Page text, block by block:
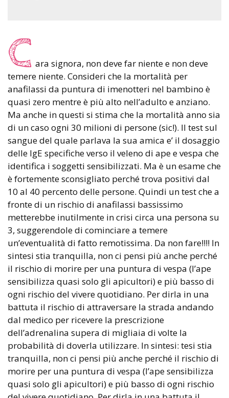
C ara signora, non deve far niente e non deve
temere niente. Consideri che la mortalità per
anafilassi da puntura di imenotteri nel bambino è
quasi zero mentre è più alto nell’adulto e anziano.
Ma anche in questi si stima che la mortalità anno sia
di un caso ogni 30 milioni di persone (sic!). Il test sul
sangue del quale parlava la sua amica e’ il dosaggio
delle IgE specifiche verso il veleno di ape e vespa che
identifica i soggetti sensibilizzati. Ma è un esame che
è fortemente sconsigliato perché trova positivi dal
10 al 40 percento delle persone. Quindi un test che a
fronte di un rischio di anafilassi bassissimo
metterebbe inutilmente in crisi circa una persona su
3, suggerendole di cominciare a temere
un’eventualità di fatto remotissima. Da non fare!!!! In
sintesi stia tranquilla, non ci pensi più anche perché
il rischio di morire per una puntura di vespa (l’ape
sensibilizza quasi solo gli apicultori) e più basso di
ogni rischio del vivere quotidiano. Per dirla in una
battuta il rischio di attraversare la strada andando
dal medico per ricevere la prescrizione
dell’adrenalina supera di migliaia di volte la
probabilità di doverla utilizzare. In sintesi: tesi stia
tranquilla, non ci pensi più anche perché il rischio di
morire per una puntura di vespa (l’ape sensibilizza
quasi solo gli apicultori) e più basso di ogni rischio